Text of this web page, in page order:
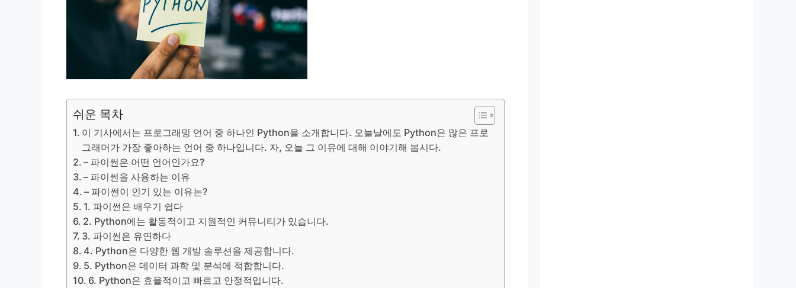
쉬운 목차
이 기사에서는 프로그래밍 언어 중 하나인 Python을 소개합니다. 오늘날에도 Python은 많은 프로
그래머가 가장 좋아하는 언어 중 하나입니다. 자, 오늘 그 이유에 대해 이야기해 봅시다.
– 파이썬은 어떤 언어인가요?
– 파이썬을 사용하는 이유
– 파이썬이 인기 있는 이유는?
1. 파이썬은 배우기 쉽다
2. Python에는 활동적이고 지원적인 커뮤니티가 있습니다.
3. 파이썬은 유연하다
4. Python은 다양한 웹 개발 솔루션을 제공합니다.
5. Python은 데이터 과학 및 분석에 적합합니다.
6. Python은 효율적이고 빠르고 안정적입니다.